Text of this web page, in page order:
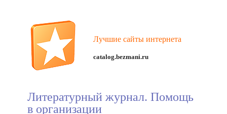
Лучшие сайты интернета
catalog.bezmani.ru
Литературный журнал. Помощь
в организации